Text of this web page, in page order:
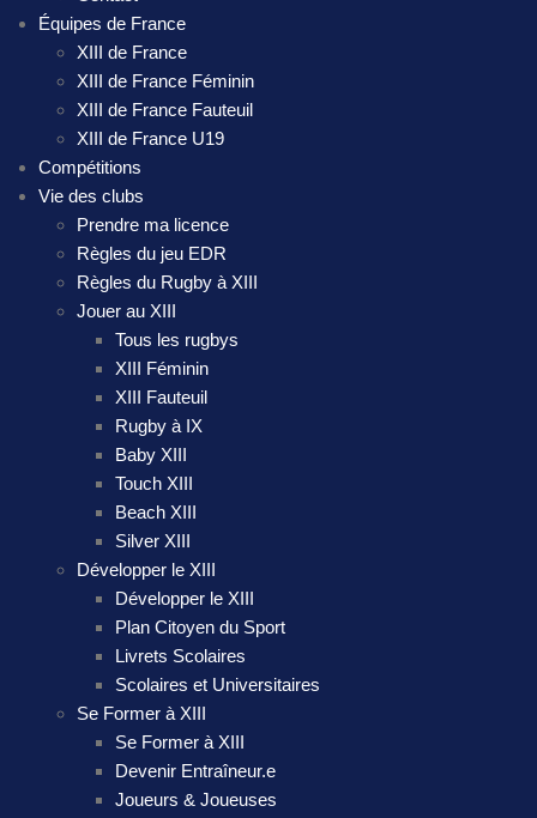
Équipes de France
XIII de France
XIII de France Féminin
XIII de France Fauteuil
XIII de France U19
Compétitions
Vie des clubs
Prendre ma licence
Règles du jeu EDR
Règles du Rugby à XIII
Jouer au XIII
Tous les rugbys
XIII Féminin
XIII Fauteuil
Rugby à IX
Baby XIII
Touch XIII
Beach XIII
Silver XIII
Développer le XIII
Développer le XIII
Plan Citoyen du Sport
Livrets Scolaires
Scolaires et Universitaires
Se Former à XIII
Se Former à XIII
Devenir Entraîneur.e
Joueurs & Joueuses